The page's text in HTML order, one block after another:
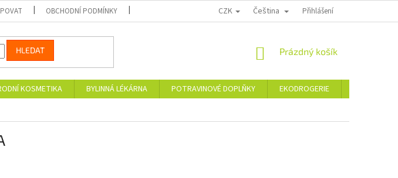
OBCHODNÍ PODMÍNKY PODMÍNKY OCHRANY OSOBNÍCH ÚDAJŮ MOJE OBJEDNÁVKA
CZK Čeština Přihlášení
HLEDAT
NÁKUPNÍ
Prázdný košík
KOSMETIKA BYLINNÁ LÉKÁRNA POTRAVINOVÉ DOPLŇKY EKODROGERIE